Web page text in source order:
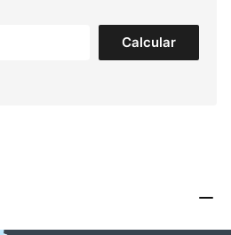
Calcular